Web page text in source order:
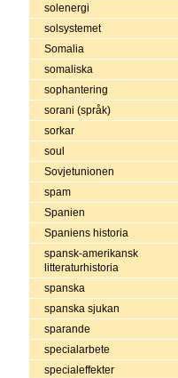
solenergi
solsystemet
Somalia
somaliska
sophantering
sorani (språk)
sorkar
soul
Sovjetunionen
spam
Spanien
Spaniens historia
spansk-amerikansk
litteraturhistoria
spanska
spanska sjukan
sparande
specialarbete
specialeffekter